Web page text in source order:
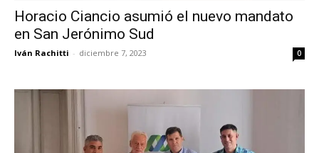
Horacio Ciancio asumió el nuevo mandato
en San Jerónimo Sud
Iván Rachitti - diciembre 7, 2023 0